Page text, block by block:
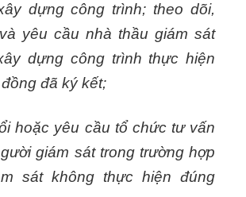
dựng công trình; theo dõi,
yêu cầu nhà thầu giám sát
dựng công trình thực hiện
đã ký kết;
hoặc yêu cầu tổ chức tư vấn
giám sát trong trường hợp
sát không thực hiện đúng